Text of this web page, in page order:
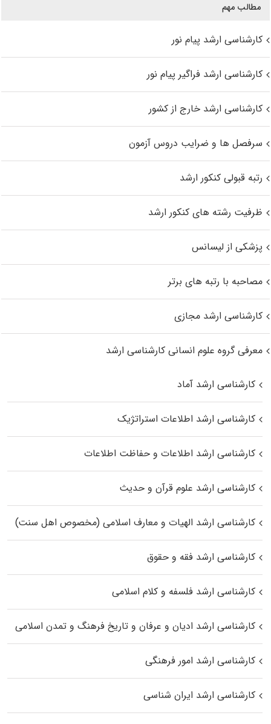
مطالب مهم
کارشناسی ارشد پیام نور
کارشناسی ارشد فراگیر پیام نور
کارشناسی ارشد خارج از کشور
سرفصل ها و ضرایب دروس آزمون
رتبه قبولی کنکور ارشد
ظرفیت رشته های کنکور ارشد
پزشکی از لیسانس
مصاحبه با رتبه های برتر
کارشناسی ارشد مجازی
معرفی گروه علوم انسانی کارشناسی ارشد
کارشناسی ارشد آماد
کارشناسی ارشد اطلاعات استراتژیک
کارشناسی ارشد اطلاعات و حفاظت اطلاعات
کارشناسی ارشد علوم قرآن و حدیث
کارشناسی ارشد الهیات و معارف اسلامی (مخصوص اهل سنت)
کارشناسی ارشد فقه و حقوق
کارشناسی ارشد فلسفه و کلام اسلامی
کارشناسی ارشد ادیان و عرفان و تاریخ فرهنگ و تمدن اسلامی
کارشناسی ارشد امور فرهنگی
کارشناسی ارشد ایران شناسی